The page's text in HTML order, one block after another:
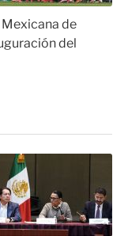
de
del